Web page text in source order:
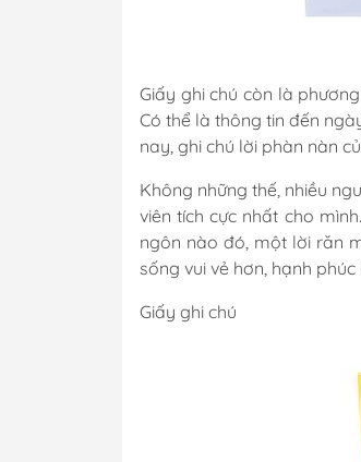
Giấy ghi chú còn là
Có thể là thông tin đến
nay, ghi chú lời phàn nàn
Không những thế, nhiều
viên tích cực nhất cho
ngôn nào đó, một lời răn
sống vui vẻ hơn, hạnh
Giấy ghi chú